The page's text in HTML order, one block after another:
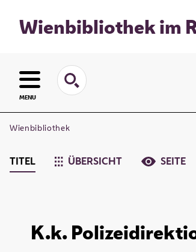
Wienbibliothek im
MENU
Wienbibliothek
TITEL ÜBERSICHT SEITE
K.k.